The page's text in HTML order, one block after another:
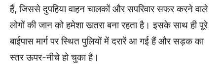
हैं, जिससे दुपहिया वाहन चालकों और सपरिवार सफर करने वाले
लोगों की जान को हमेशा खतरा बना रहता है। इसके साथ ही पूरे
बाईपास मार्ग पर स्थित पुलियों में दरारें आ गई हैं और सड़क का
स्तर ऊपर-नीचे हो चुका है।